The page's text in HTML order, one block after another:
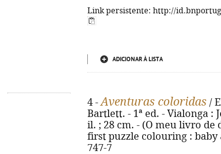
Link persistente: http://
ADICIONAR À LISTA
4 -Aventuras coloridas /
Bartlett. - 1ª ed. - Vialonga :
il. ; 28 cm. - (O meu livro de
first puzzle colouring : baby
747-7